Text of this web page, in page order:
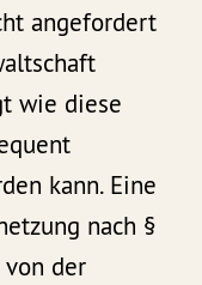
angefordert
wie diese
kann. Eine
nach §
der